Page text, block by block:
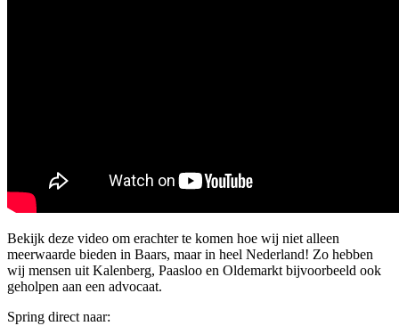
Bekijk deze video om erachter te komen hoe wij niet alleen
meerwaarde bieden in Baars, maar in heel Nederland! Zo hebben
wij mensen uit Kalenberg, Paasloo en Oldemarkt bijvoorbeeld ook
geholpen aan een advocaat.
Spring direct naar: